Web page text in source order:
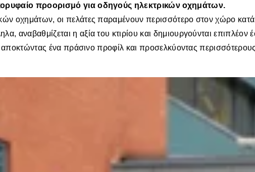
προορισμό για οδηγούς ηλεκτρικών οχημάτων.
οχημάτων, οι πελάτες παραμένουν περισσότερο στον χώρο κατά
αναβαθμίζεται η αξία του κτιρίου και δημιουργούνται
ένα πράσινο προφίλ και προσελκύοντας
σας
πελάτες